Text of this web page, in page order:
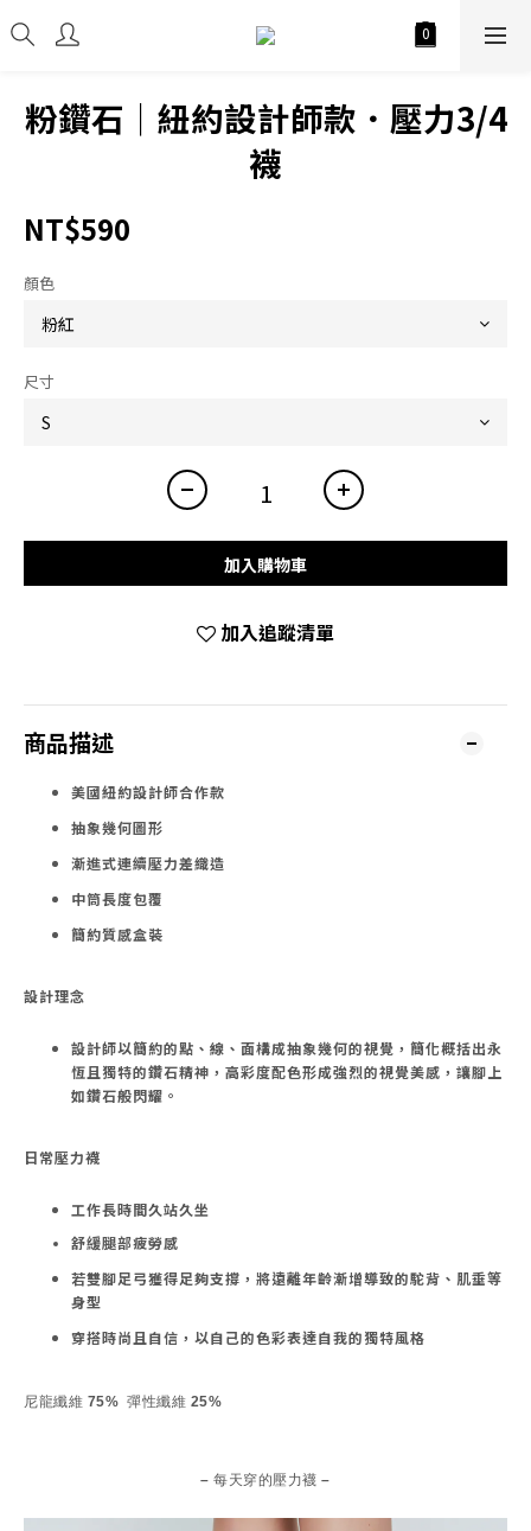
粉鑽石｜紐約設計師款．壓力3/4
襪
NT$590
顏色
尺寸
加入購物車
加入追蹤清單
商品描述
美國紐約設計師合作款
抽象幾何圖形
漸進式連續壓力差織造
中筒長度包覆
簡約質感盒裝
設計理念
設計師以簡約的點、線、面構成抽象幾何的視覺，簡化概括出永
恆且獨特的鑽石精神，高彩度配色形成強烈的視覺美感，讓腳上
如鑽石般閃耀。
日常壓力襪
工作長時間久站久坐
舒緩腿部疲勞感
若雙腳足弓獲得足夠支撐，將遠離年齡漸增導致的駝背、肌垂等
身型
穿搭時尚且自信，以自己的色彩表達自我的獨特風格
尼龍纖維 75% 彈性纖維 25%
– 每天穿的壓力襪 –